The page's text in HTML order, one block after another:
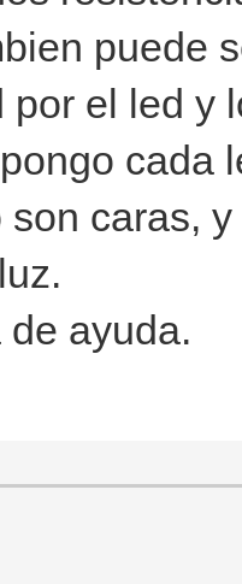
puede
por el led y
cada
caras,
ayuda.